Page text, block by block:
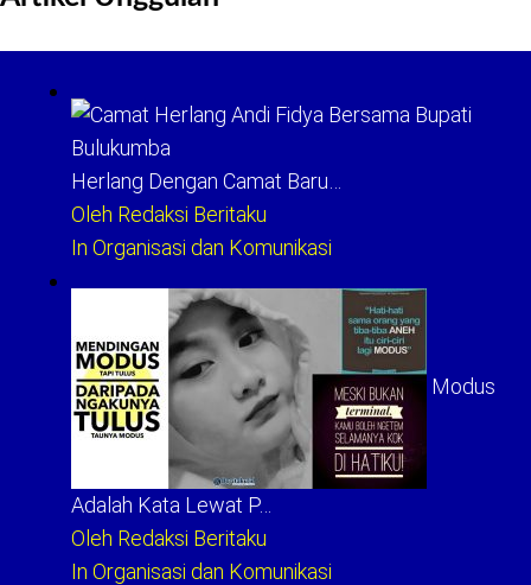
Herlang Dengan Camat Baru…
Oleh Redaksi Beritaku
In Organisasi dan Komunikasi
Modus
Adalah Kata Lewat P…
Oleh Redaksi Beritaku
In Organisasi dan Komunikasi